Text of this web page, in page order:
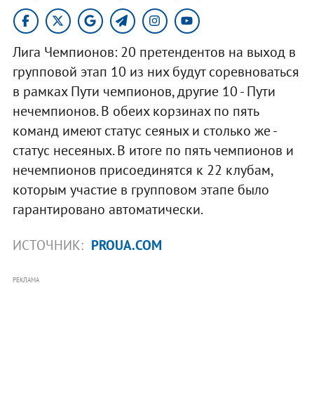
Лига Чемпионов: 20 претендентов на выход в
групповой этап 10 из них будут соревноваться
в рамках Пути чемпионов, другие 10 - Пути
нечемпионов. В обеих корзинах по пять
команд имеют статус сеяных и столько же -
статус несеяных. В итоге по пять чемпионов и
нечемпионов присоединятся к 22 клубам,
которым участие в групповом этапе было
гарантировано автоматически.
ИСТОЧНИК: PROUA.COM
РЕКЛАМА